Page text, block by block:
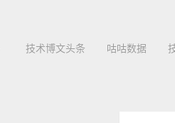
技术博文头条 咕咕数据